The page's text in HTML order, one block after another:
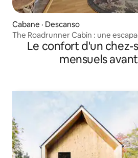
Cabane · Descanso
The Roadrunner Cabin : une
natureLe confort d'un chez-
mensuels